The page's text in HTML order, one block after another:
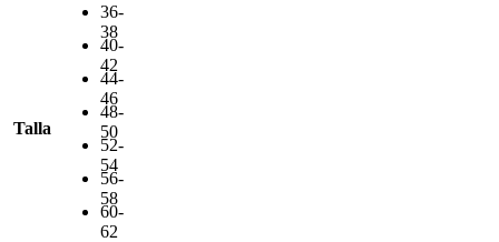
Talla
36-
38
40-
42
44-
46
48-
50
52-
54
56-
58
60-
62